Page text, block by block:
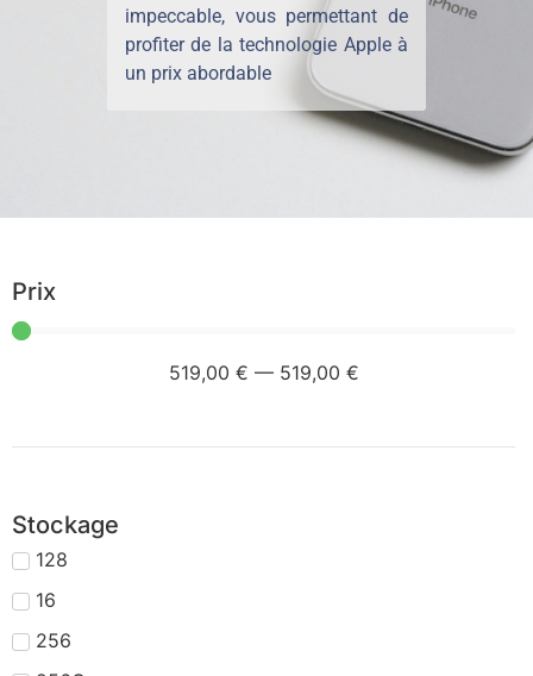
impeccable, vous permettant de
profiter de la technologie Apple à
un prix abordable
Prix
519,00 € — 519,00 €
Stockage
128
16
256